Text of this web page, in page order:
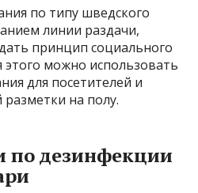
по типу шведского
линии раздачи,
принцип социального
можно использовать
для посетителей и
разметки на полу.
по дезинфекции